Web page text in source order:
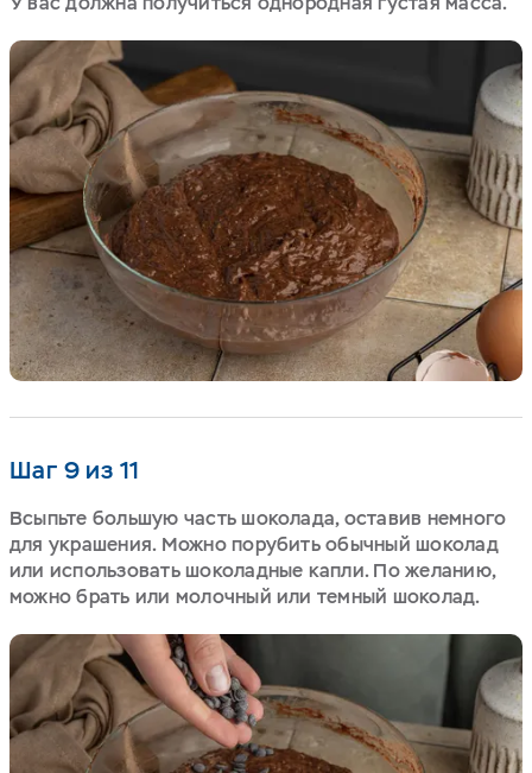
Шаг 9 из 11
Всыпьте большую часть шоколада, оставив немного
для украшения. Можно порубить обычный шоколад
или использовать шоколадные капли. По желанию,
можно брать или молочный или темный шоколад.